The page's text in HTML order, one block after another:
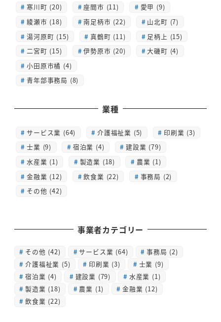
寒川町 (20)
座間市 (11)
愛甲 (9)
綾瀬市 (18)
南足柄市 (22)
山北町 (7)
湯河原町 (15)
真鶴町 (11)
足柄上 (15)
二宮町 (15)
伊勢原市 (20)
大磯町 (4)
小田原市橘 (4)
青年部事務局 (8)
業種
サービス業 (64) 介護福祉業 (5)
印刷業 (3)
士業 (9)
宿泊業 (4)
建設業 (79)
水産業 (1)
製造業 (18)
農業 (1)
金融業 (12)
飲食業 (22)
事務局 (2)
その他 (42)
事業者カテゴリー
その他 (42) サービス業 (64) 事務局 (2)
介護福祉業 (5) 印刷業 (3) 士業 (9)
宿泊業 (4) 建設業 (79) 水産業 (1)
製造業 (18) 農業 (1) 金融業 (12)
飲食業 (22)